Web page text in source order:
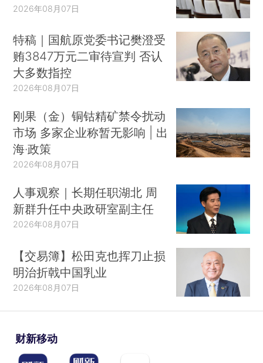
2026年08月07日
特稿｜国航原党委书记樊澄受
贿3847万元二审待宣判 否认
大多数指控
2026年08月07日
刚果（金）铜钴精矿禁令扰动
市场 多家企业称暂无影响 | 出
海·政策
2026年08月07日
人事观察｜长期任职湖北 周
新群升任中央政研室副主任
2026年08月07日
【交易簿】松田克也挥刀止损
明治折戟中国乳业
2026年08月07日
财新移动